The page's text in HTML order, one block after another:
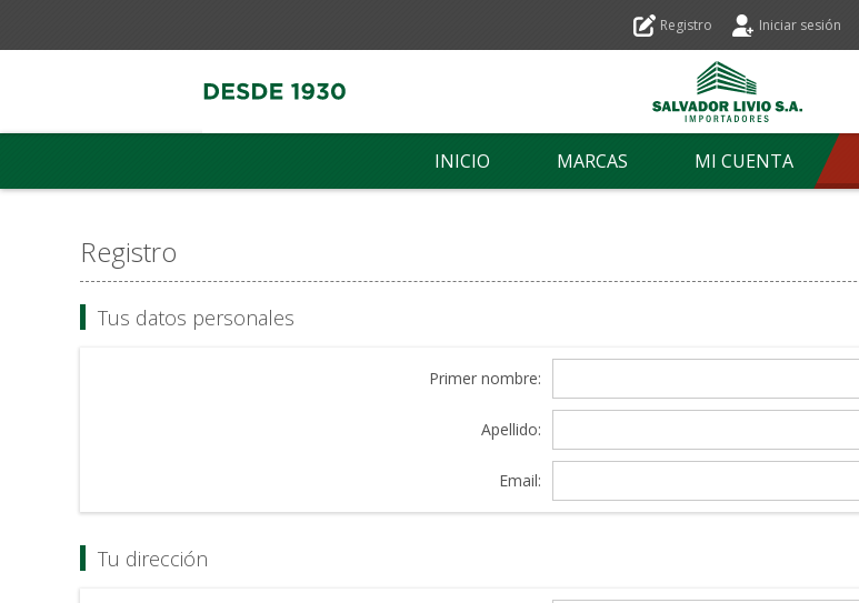
Registro Iniciar sesión
INICIO MARCAS MI CUENTA
Registro
Tus datos personales
Primer nombre:
Apellido:
Email:
Tu dirección